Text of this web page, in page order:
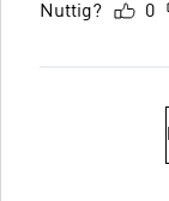
Nuttig? 0